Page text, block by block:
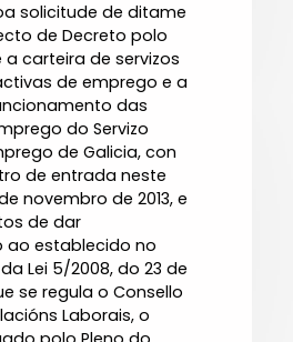
solicitude de ditame
de Decreto polo
a carteira de servizos
de emprego e a
das
do Servizo
de Galicia, con
de entrada neste
novembro de 2013, e
de dar
ao establecido no
Lei 5/2008, do 23 de
se regula o Consello
Laborais, o